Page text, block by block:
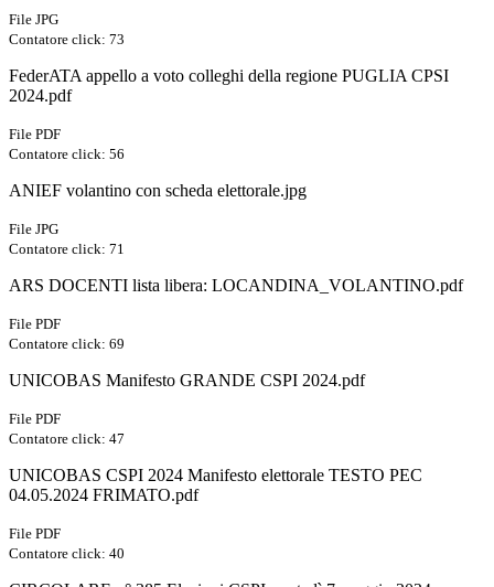
File JPG
Contatore click: 73
FederATA appello a voto colleghi della regione PUGLIA CPSI
2024.pdf
File PDF
Contatore click: 56
ANIEF volantino con scheda elettorale.jpg
File JPG
Contatore click: 71
ARS DOCENTI lista libera: LOCANDINA_VOLANTINO.pdf
File PDF
Contatore click: 69
UNICOBAS Manifesto GRANDE CSPI 2024.pdf
File PDF
Contatore click: 47
UNICOBAS CSPI 2024 Manifesto elettorale TESTO PEC
04.05.2024 FRIMATO.pdf
File PDF
Contatore click: 40